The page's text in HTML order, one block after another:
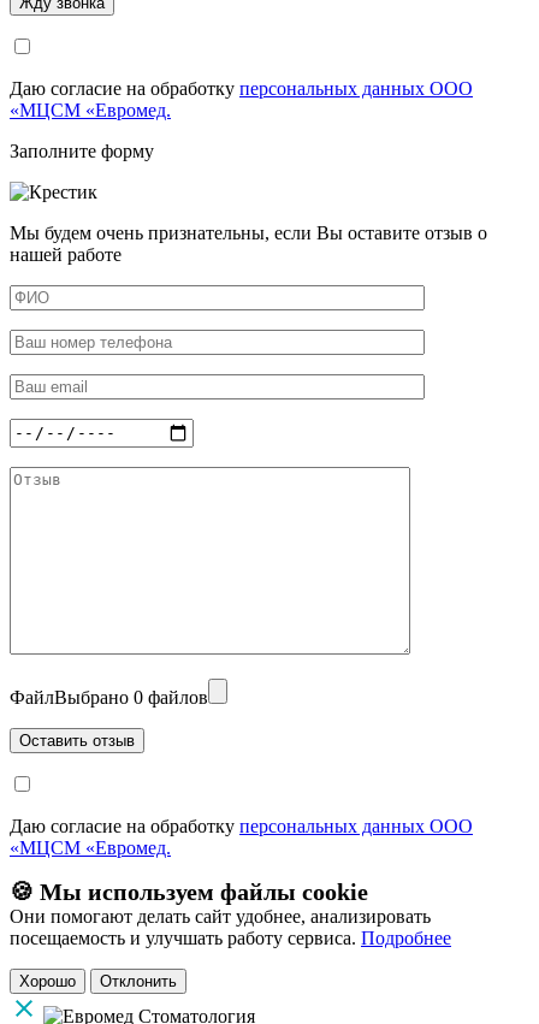
Даю согласие на обработку персональных данных ООО
«МЦСМ «Евромед.
Заполните форму
Мы будем очень признательны, если Вы оставите отзыв о
нашей работе
ФайлВыбрано 0 файлов
Даю согласие на обработку персональных данных ООО
«МЦСМ «Евромед.
🍪 Мы используем файлы cookie
Они помогают делать сайт удобнее, анализировать
посещаемость и улучшать работу сервиса. Подробнее
Хорошо Отклонить